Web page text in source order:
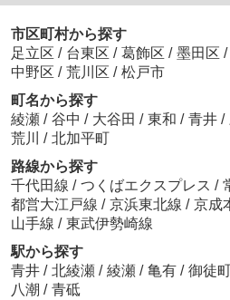
市区町村から探す
足立区 / 台東区 / 葛飾区 / 墨田区 /
中野区 / 荒川区 / 松戸市
町名から探す
綾瀬 / 谷中 / 大谷田 / 東和 / 青井 /
荒川 / 北加平町
路線から探す
千代田線 / つくばエクスプレス /
都営大江戸線 / 京浜東北線 / 京成
山手線 / 東武伊勢崎線
駅から探す
青井 / 北綾瀬 / 綾瀬 / 亀有 / 御徒
八潮 / 青砥